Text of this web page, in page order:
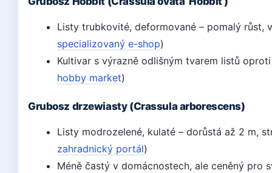
Listy trubkovité, deformované – pomalý růst,
specializovaný e-shop)
Kultivar s výrazně odlišným tvarem listů
hobby market)
Grubosz drzewiasty (Crassula arborescens)
Listy modrozelené, kulaté – dorůstá až 2 m,
zahradnický portál)
Méně častý v domácnostech, ale ceněný pro